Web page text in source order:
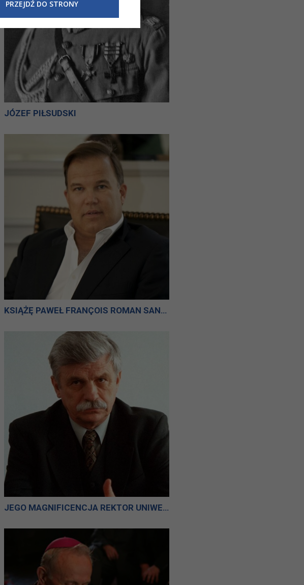
JÓZEF PIŁSUDSKI
KSIĄŻĘ PAWEŁ FRANÇOIS ROMAN SANGUSZKO
JEGO MAGNIFICENCJA REKTOR UNIWERSYTETU JAGIELLOŃSKIEGO W KRAKOWIE PROFESOR DOKTOR HABILITOWANY FRANCISZEK ZIEJKA
działań.
PRZEJDŹ DO STRONY